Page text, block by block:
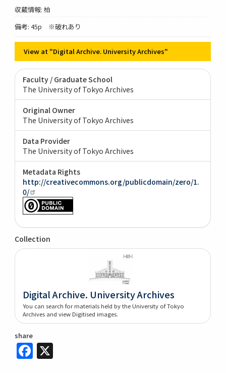
収蔵情報: 柏
備考: 45p ※破れあり
View at "Digital Archive. University Archives"
Faculty / Graduate School
The University of Tokyo Archives
Original Owner
The University of Tokyo Archives
Data Provider
The University of Tokyo Archives
Metadata Rights
http://creativecommons.org/publicdomain/zero/1.
0/
Collection
Digital Archive. University Archives
You can search for materials held by the University of Tokyo
Archives and view Digitised images.
share
Facebook